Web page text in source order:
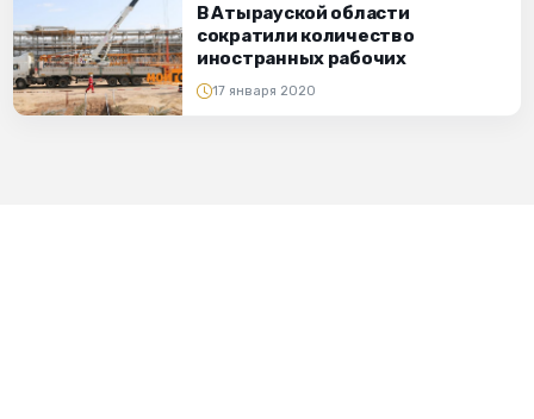
В Атырауской области
сократили количество
иностранных рабочих
17 января 2020